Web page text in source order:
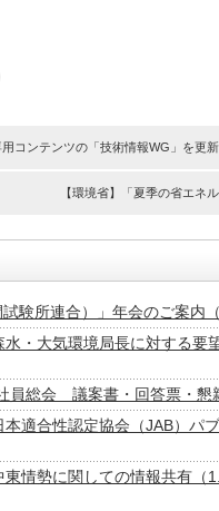
コンテンツの「技術情報WG」を更
【環境省】「夏季の省エネ
験所連合）」年会のご案内
・大気環境局長に対する要
員総会 議案書・回答票・懇
本適合性認定協会（JAB）パ
東情勢に関しての情報共有（